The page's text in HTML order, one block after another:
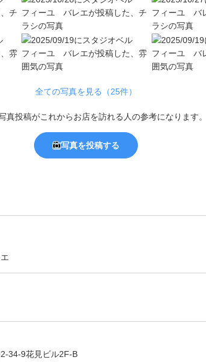
全ての写真を見る（25件）
真投稿がこれからお店を訪れる人の参考になります。
写真を投稿する
34-9花見ビル2F-B